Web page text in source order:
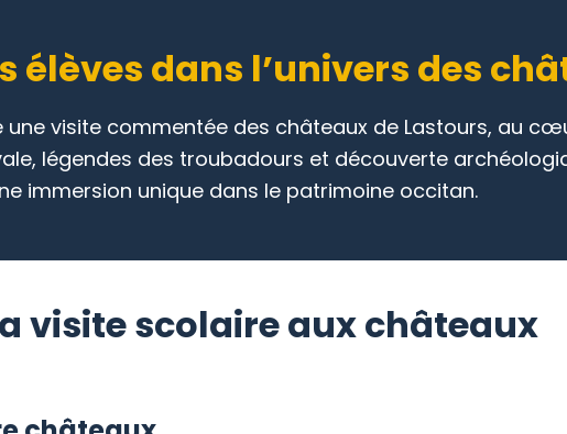
élèves dans l’univers des
visite commentée des châteaux de Lastours, au
légendes des troubadours et découverte
immersion unique dans le patrimoine occitan.
visite scolaire aux châteaux